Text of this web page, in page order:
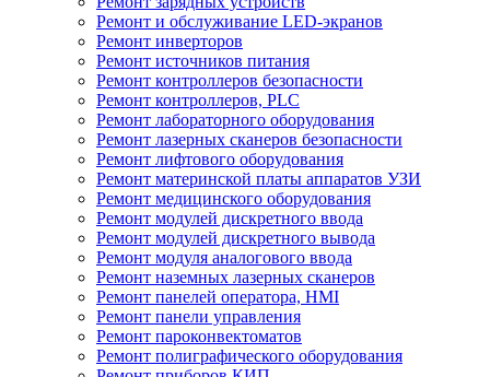
Ремонт и обслуживание LED-экранов
Ремонт инверторов
Ремонт источников питания
Ремонт контроллеров безопасности
Ремонт контроллеров, PLC
Ремонт лабораторного оборудования
Ремонт лазерных сканеров безопасности
Ремонт лифтового оборудования
Ремонт материнской платы аппаратов УЗИ
Ремонт медицинского оборудования
Ремонт модулей дискретного ввода
Ремонт модулей дискретного вывода
Ремонт модуля аналогового ввода
Ремонт наземных лазерных сканеров
Ремонт панелей оператора, HMI
Ремонт панели управления
Ремонт пароконвектоматов
Ремонт полиграфического оборудования